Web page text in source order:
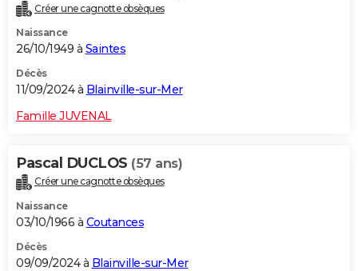
Créer une cagnotte obsèques
Naissance
26/10/1949 à Saintes
Décès
11/09/2024 à Blainville-sur-Mer
Famille JUVENAL
Pascal DUCLOS (57 ans)
Créer une cagnotte obsèques
Naissance
03/10/1966 à Coutances
Décès
09/09/2024 à Blainville-sur-Mer